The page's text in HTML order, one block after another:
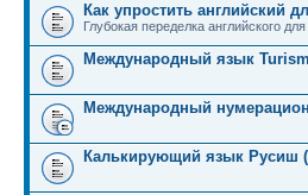
Как упростить английский
Глубокая переделка английского
Международный язык
Международный
Калькирующий язык Русиш